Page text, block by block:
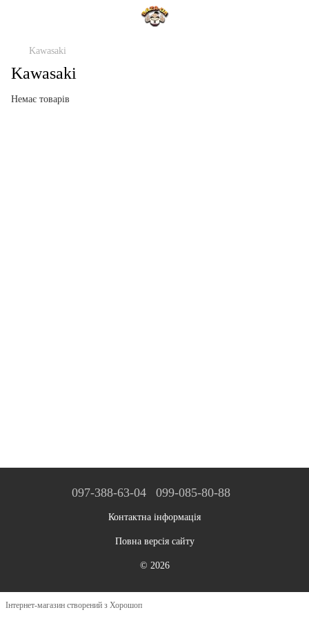
Kawasaki
Kawasaki
Немає товарів
097-388-63-04 099-085-80-88
Контактна інформація
Повна версія сайту
© 2026
Інтернет-магазин створений з Хорошоп